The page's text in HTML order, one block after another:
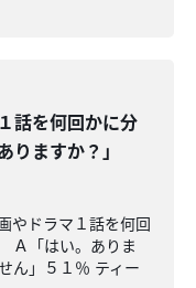
話を何回かに分
りますか？」
やドラマ１話を何回
Ａ「はい。ありま
」５１％ ティー